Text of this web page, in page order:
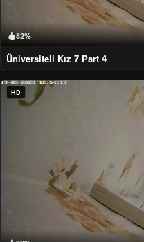
82%
Üniversiteli Kız 7 Part 4
HD